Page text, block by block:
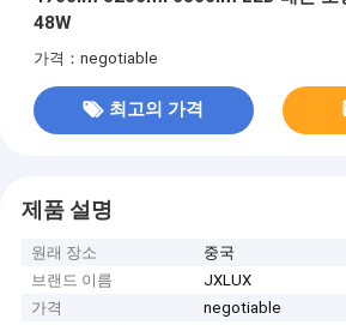
48W
가격：negotiable
최고의 가격
제품 설명
원래 장소
중국
브랜드 이름
JXLUX
가격
negotiable